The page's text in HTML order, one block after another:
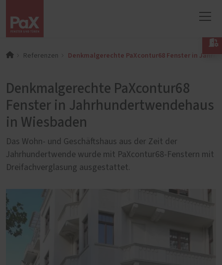
Referenzen Denkmalgerechte PaXcontur68 Fenster in
Denkmalgerechte PaXcontur68
Fenster in Jahrhundertwendehaus
in Wiesbaden
Das Wohn- und Geschäftshaus aus der Zeit der
Jahrhundertwende wurde mit PaXcontur68-Fenstern mit
Dreifachverglasung ausgestattet.
